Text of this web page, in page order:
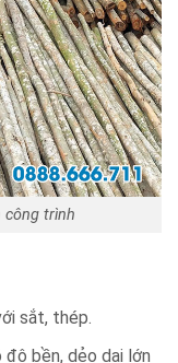
công trình
sắt, thép.
độ bền, dẻo dai lớn